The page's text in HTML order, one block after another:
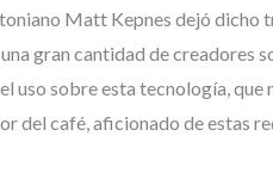
Matt Kepnes dejó dicho
gran cantidad de creadores
uso sobre esta tecnología,
del café, aficionado de estas